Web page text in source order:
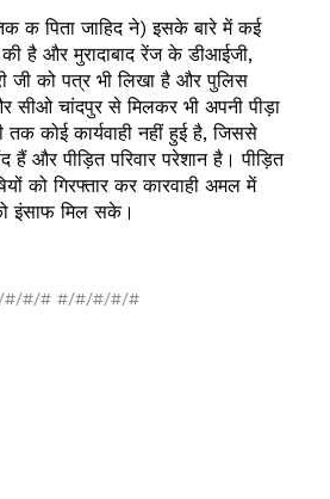
क पिता जाहिद ने) इसके बारे में कई
है और मुरादाबाद रेंज के डीआईजी,
जी को पत्र भी लिखा है और पुलिस
सीओ चांदपुर से मिलकर भी अपनी पीड़ा
कोई कार्यवाही नहीं हुई है, जिससे
हैं और पीड़ित परिवार परेशान है। पीड़ित
को गिरफ्तार कर कारवाही अमल में
इंसाफ मिल सके।
#/#/# #/#/#/#/#